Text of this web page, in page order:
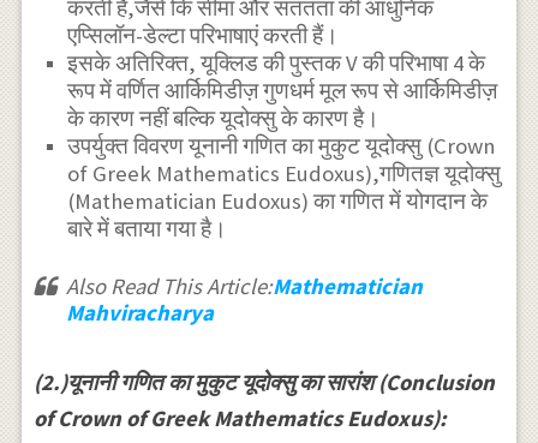
करती है,जैसे कि सीमा और संततता की आधुनिक
एप्सिलॉन-डेल्टा परिभाषाएं करती हैं।
इसके अतिरिक्त, यूक्लिड की पुस्तक V की परिभाषा 4 के
रूप में वर्णित आर्किमिडीज़ गुणधर्म मूल रूप से आर्किमिडीज़
के कारण नहीं बल्कि यूदोक्सु के कारण है।
उपर्युक्त विवरण यूनानी गणित का मुकुट यूदोक्सु (Crown
of Greek Mathematics Eudoxus),गणितज्ञ यूदोक्सु
(Mathematician Eudoxus) का गणित में योगदान के
बारे में बताया गया है।
Also Read This Article:Mathematician
Mahviracharya
(2.)यूनानी गणित का मुकुट यूदोक्सु का सारांश (Conclusion
of Crown of Greek Mathematics Eudoxus):